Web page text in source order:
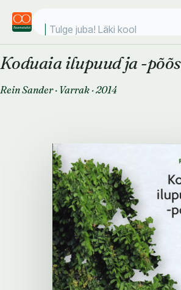
Tulge juba! Läki kooli!
Koduaia ilupuud ja -
Rein Sander· Varrak ·2014